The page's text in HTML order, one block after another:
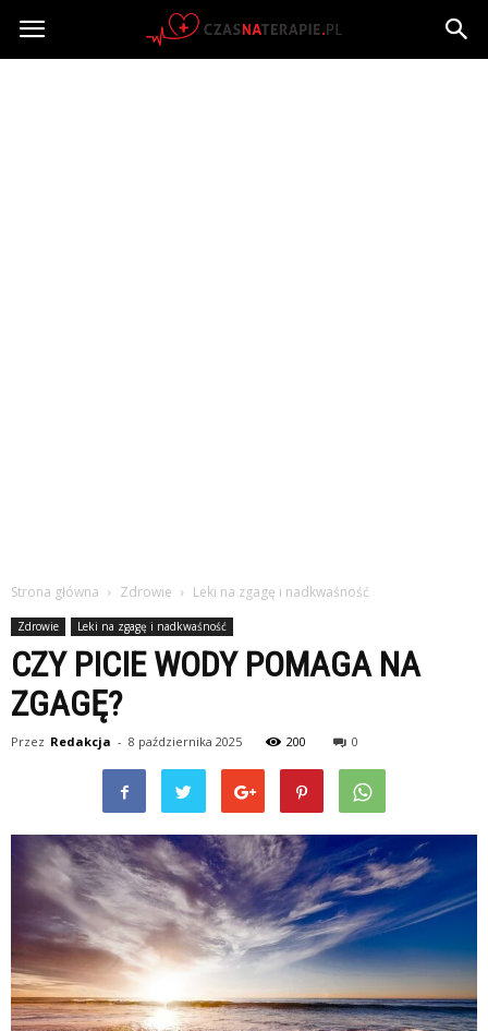
Czasnaterapie.pl
Strona główna Zdrowie Leki na zgagę i nadkwaśność
Zdrowie Leki na zgagę i nadkwaśność
CZY PICIE WODY POMAGA NA
ZGAGĘ?
Przez Redakcja - 8 października 2025 200 0